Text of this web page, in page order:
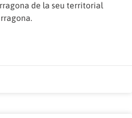
de la seu territorial